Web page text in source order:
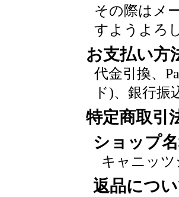
その際はメ
すようよろ
お支払い方
代金引換、
ド)、銀行振
特定商取引
ショップ
キャニッ
返品につ